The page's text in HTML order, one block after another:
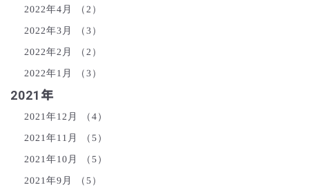
2022年4月 （2）
2022年3月 （3）
2022年2月 （2）
2022年1月 （3）
2021年
2021年12月 （4）
2021年11月 （5）
2021年10月 （5）
2021年9月 （5）